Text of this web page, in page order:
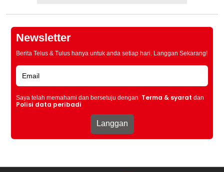
Newsletter
Berita Telus & Tulus hanya untuk anda setiap hari. Langgan Sekarang!
Saya telah memahami dan bersetuju dengan Terma & syarat dan
Polisi data peribadi